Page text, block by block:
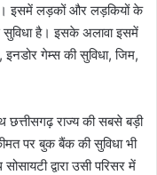
है। इसमें लड़कों और लड़कियों के
सुविधा है। इसके अलावा इसमें
गेम्स की सुविधा, जिम,
राज्य की सबसे बड़ी
पर बुक बैंक की सुविधा भी
द्वारा उसी परिसर में